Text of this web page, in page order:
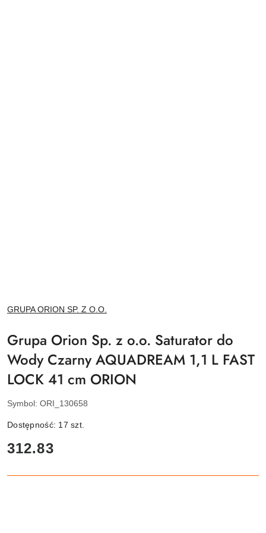
NAZWA
PRODUCENTA:
GRUPA ORION SP. Z O.O.
Grupa Orion Sp. z o.o. Saturator do
Wody Czarny AQUADREAM 1,1 L FAST
LOCK 41 cm ORION
Symbol: ORI_130658
Dostępność: 17szt.
cena:
312.83